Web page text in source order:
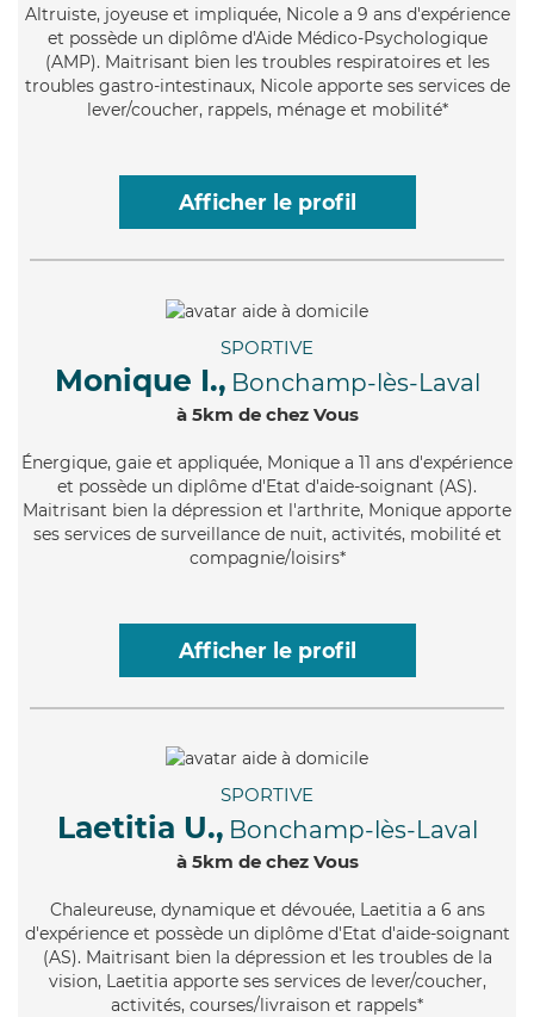
Altruiste, joyeuse et impliquée, Nicole a 9 ans d'expérience
et possède un diplôme d'Aide Médico-Psychologique
(AMP). Maitrisant bien les troubles respiratoires et les
troubles gastro-intestinaux, Nicole apporte ses services de
lever/coucher, rappels, ménage et mobilité*
Afficher le profil
SPORTIVE
Monique I., Bonchamp-lès-Laval
à 5km de chez Vous
Énergique, gaie et appliquée, Monique a 11 ans d'expérience
et possède un diplôme d'Etat d'aide-soignant (AS).
Maitrisant bien la dépression et l'arthrite, Monique apporte
ses services de surveillance de nuit, activités, mobilité et
compagnie/loisirs*
Afficher le profil
SPORTIVE
Laetitia U., Bonchamp-lès-Laval
à 5km de chez Vous
Chaleureuse, dynamique et dévouée, Laetitia a 6 ans
d'expérience et possède un diplôme d'Etat d'aide-soignant
(AS). Maitrisant bien la dépression et les troubles de la
vision, Laetitia apporte ses services de lever/coucher,
activités, courses/livraison et rappels*